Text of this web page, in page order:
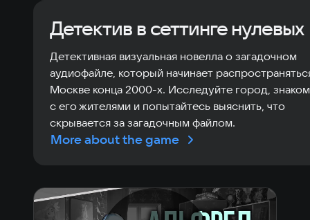
Детектив в сеттинге нулевых
Детективная визуальная новелла о загадочном
аудиофайле, который начинает
Москве конца 2000-х. Исследуйте город,
с его жителями и попытайтесь выяснить, что
скрывается за загадочным файлом.
More about the game